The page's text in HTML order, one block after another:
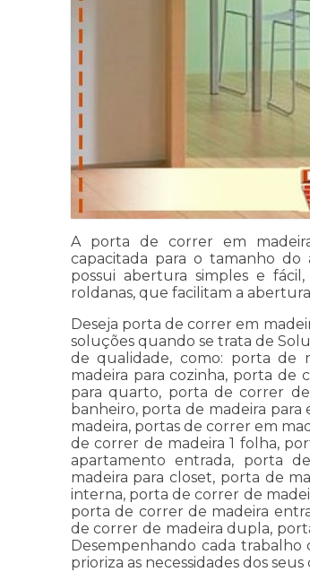
A porta de correr em
capacitada para o tamanho
possui abertura simples e
roldanas, que facilitam a
Deseja porta de correr em
soluções quando se trata de
de qualidade, como: porta de
madeira para cozinha, porta de
para quarto, porta de correr
banheiro, porta de madeira
madeira, portas de correr em
de correr de madeira 1 folha,
apartamento entrada, porta
madeira para closet, porta de
interna, porta de correr de
porta de correr de madeira
de correr de madeira dupla,
Desempenhando cada trabalho
prioriza as necessidades dos seus